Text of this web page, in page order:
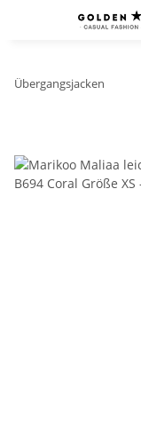
Übergangsjacken